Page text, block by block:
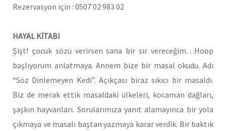
Rezervasyon için : 0507 02 983 02
HAYAL KİTABI
Şişt! çocuk sözü verirsen sana bir sır vereceğim…Hoop
başlıyorum anlatmaya. Annem bize bir masal okudu. Adı
“Söz Dinlemeyen Kedi”. Açıkçası biraz sıkıcı bir masaldı.
Biz de merak ettik masaldaki ülkeleri, kocaman dağları,
şaşkın hayvanları. Sorularımıza yanıt alamayınca bir yola
çıkmaya ve masalı baştan yazmaya karar verdik. Bir baktık